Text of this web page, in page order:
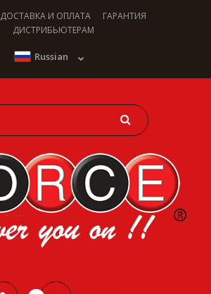
ДОСТАВКА И ОПЛАТА
ГАРАНТИЯ
ДИСТРИБЬЮТЕРАМ
Russian